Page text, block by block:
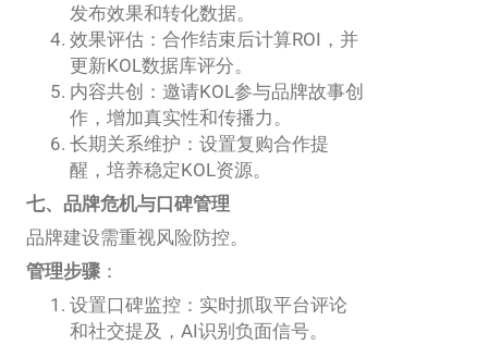
发布效果和转化数据。
效果评估：合作结束后计算ROI，并
更新KOL数据库评分。
内容共创：邀请KOL参与品牌故事创
作，增加真实性和传播力。
长期关系维护：设置复购合作提
醒，培养稳定KOL资源。
七、品牌危机与口碑管理
品牌建设需重视风险防控。
管理步骤 ：
设置口碑监控：实时抓取平台评论
和社交提及，AI识别负面信号。